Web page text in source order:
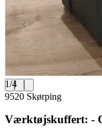
1/4
9520 Skørping
Værktøjskuffert: -